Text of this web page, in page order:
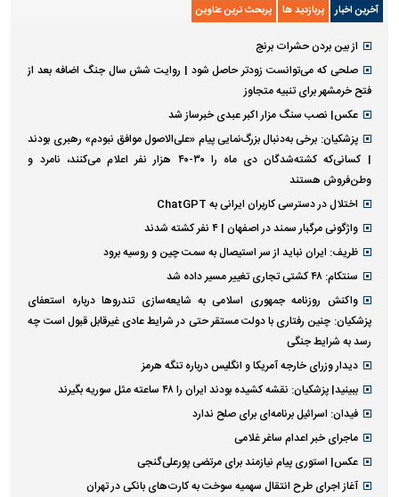
آخرین اخبار پربازدید ها پربحث ترین عناوین
از بین بردن حشرات برنج
صلحی که می‌توانست زودتر حاصل شود | روایت شش سال جنگ اضافه بعد از
فتح خرمشهر برای تنبیه متجاوز
عکس| نصب سنگ مزار اکبر عبدی خبرساز شد
پزشکیان: برخی به‌دنبال بزرگ‌نمایی پیام «علی‌الاصول موافق نبودم» رهبری بودند
| کسانی‌که کشته‌شدگان دی ماه را ۳۰-۴۰ هزار نفر اعلام می‌کنند، نامرد و
وطن‌فروش هستند
اختلال در دسترسی کاربران ایرانی به ChatGPT
واژگونی مرگبار سمند در اصفهان | ۴ نفر کشته شدند
ظریف: ایران نباید از سر استیصال به سمت چین و روسیه برود
سنتکام: ۴۸ کشتی تجاری تغییر مسیر داده شد
واکنش روزنامه جمهوری اسلامی به شایعه‌سازی تندروها درباره استعفای
پزشکیان: چنین رفتاری با دولت مستقر حتی در شرایط عادی غیرقابل قبول است چه
رسد به شرایط جنگی
دیدار وزرای خارجه آمریکا و انگلیس درباره تنگه هرمز
ببینید| پزشکیان: نقشه کشیده بودند ایران را ۴۸ ساعته مثل سوریه بگیرند
فیدان: اسرائیل برنامه‌ای برای صلح ندارد
ماجرای خبر اعدام ساغر غلامی
عکس| استوری پیام نیازمند برای مرتضی پورعلی‌گنجی
آغاز اجرای طرح انتقال سهمیه سوخت به کارت‌های بانکی در تهران